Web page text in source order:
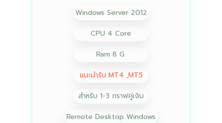
Windows Server 2012
CPU 4 Core
Ram 8 G.
แนะนำรัน MT4 ,MT5
สำหรับ 1-3 กราฟคู่เงิน
Remote Desktop Windows